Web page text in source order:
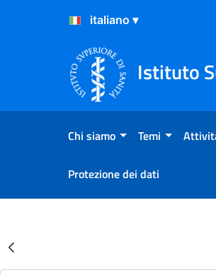
Salta al Contenuto
Salta al Footer
Istituto
Chi siamo Temi
Protezione dei dati
Risultati della